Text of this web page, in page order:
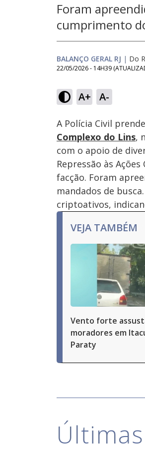
Foram
cumprimento
BALANÇO GERAL RJ | Do
22/05/2026 - 14H39
A+ A-
Ativar
Som
12.39%
A Polícia Civil
Complexo do Lins,
com o apoio de
Repressão às
facção. Foram
mandados de
criptoativos,
VEJA TAMBÉM
Vento forte
moradores em
Paraty
Últimas